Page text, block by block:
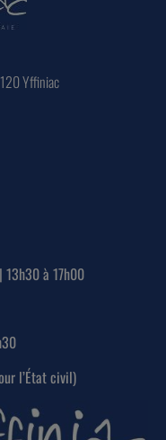
Yffiniac
à 17h00
l’État civil)